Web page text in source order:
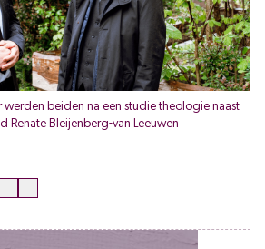
werden beiden na een studie theologie naast
Renate Bleijenberg-van Leeuwen